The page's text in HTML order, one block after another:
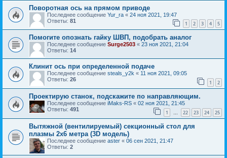
Поворотная ось на прямом приводе
Последнее сообщение Yur_ra « 24 ноя 2021, 19:47
Ответы: 81 1 2 3 4 5
Помогите опознать гайку ШВП, подобрать аналог
Последнее сообщение Surge2503 « 23 ноя 2021, 21:04
Ответы: 14
Клинит ось при определенной подаче
Последнее сообщение steals_y2k « 11 ноя 2021, 09:05
Ответы: 26 1 2
Проектирую станок, подскажите по направляющим.
Последнее сообщение iMaks-RS « 02 ноя 2021, 21:45
Ответы: 491 1 … 22 23 24 25
Вытяжной (вентилируемый) секционный стол для
плазмы 2х6 метра (3D модель)
Последнее сообщение aster « 06 сен 2021, 21:47
Ответы: 2